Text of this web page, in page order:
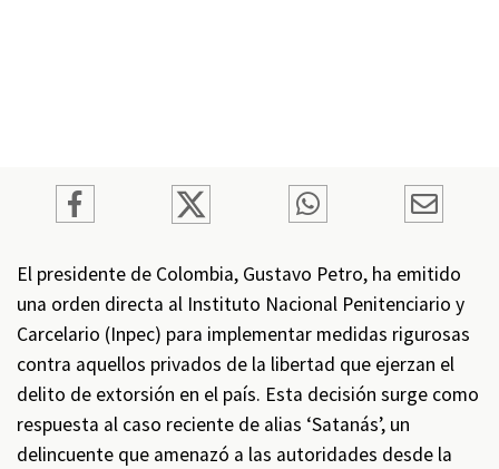
El presidente de Colombia, Gustavo Petro, ha emitido
una orden directa al Instituto Nacional Penitenciario y
Carcelario (Inpec) para implementar medidas rigurosas
contra aquellos privados de la libertad que ejerzan el
delito de extorsión en el país. Esta decisión surge como
respuesta al caso reciente de alias ‘Satanás’, un
delincuente que amenazó a las autoridades desde la